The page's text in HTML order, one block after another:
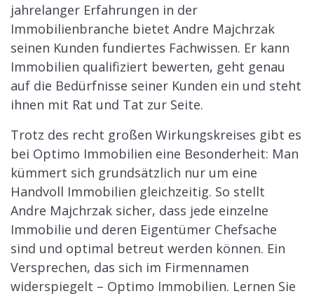
jahrelanger Erfahrungen in der
Immobilienbranche bietet Andre Majchrzak
seinen Kunden fundiertes Fachwissen. Er kann
Immobilien qualifiziert bewerten, geht genau
auf die Bedürfnisse seiner Kunden ein und steht
ihnen mit Rat und Tat zur Seite.
Trotz des recht großen Wirkungskreises gibt es
bei Optimo Immobilien eine Besonderheit: Man
kümmert sich grundsätzlich nur um eine
Handvoll Immobilien gleichzeitig. So stellt
Andre Majchrzak sicher, dass jede einzelne
Immobilie und deren Eigentümer Chefsache
sind und optimal betreut werden können. Ein
Versprechen, das sich im Firmennamen
widerspiegelt – Optimo Immobilien. Lernen Sie